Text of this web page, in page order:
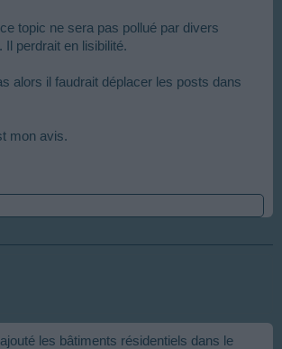
topic ne sera pas pollué par divers
Il perdrait en lisibilité.
alors il faudrait déplacer les posts dans
mon avis.
les bâtiments résidentiels dans le